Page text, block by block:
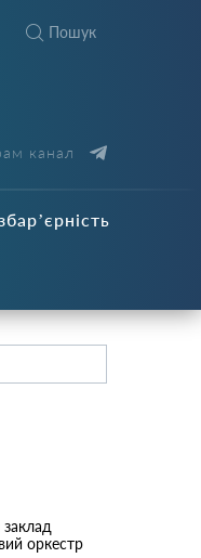
Пошук
канал
оркестр